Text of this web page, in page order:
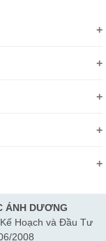
ÁNH DƯƠNG
Hoạch và Đầu Tư
2008